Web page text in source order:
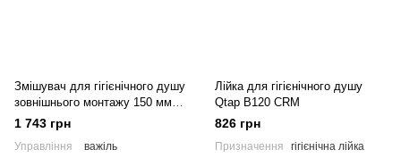
Змішувач для гігієнічного душу
зовнішнього монтажу 150 мм
Globus Lux GLSO-0206N
1 743 грн
Управління
важіль
Лійка для гігієнічного душу
Qtap B120 CRM
826 грн
Призначення
гігієнічна лійка